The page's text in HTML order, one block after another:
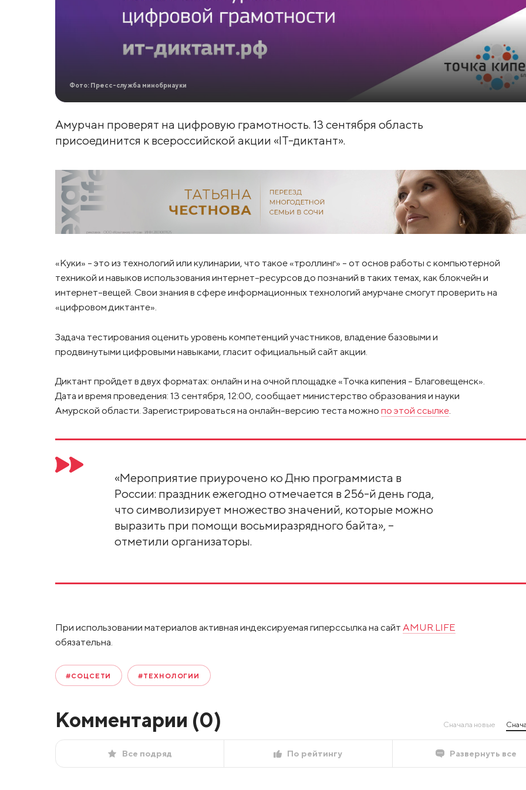
Фото: Пресс-служба минобрнауки
Амурчан проверят на цифровую грамотность. 13 сентября область
присоединится к всероссийской акции «IT-диктант».
«Куки» – это из технологий или кулинарии, что такое «троллинг» – от основ работы с компьютерной
техникой и навыков использования интернет-ресурсов до познаний в таких темах, как блокчейн и
интернет-вещей. Свои знания в сфере информационных технологий амурчане смогут проверить на
«цифровом диктанте».
Задача тестирования оценить уровень компетенций участников, владение базовыми и
продвинутыми цифровыми навыками, гласит официальный сайт акции.
Диктант пройдет в двух форматах: онлайн и на очной площадке «Точка кипения – Благовещенск».
Дата и время проведения: 13 сентября, 12:00, сообщает министерство образования и науки
Амурской области. Зарегистрироваться на онлайн-версию теста можно по этой ссылке.
«Мероприятие приурочено ко Дню программиста в
России: праздник ежегодно отмечается в 256-й день года,
что символизирует множество значений, которые можно
выразить при помощи восьмиразрядного байта», –
отметили организаторы.
При использовании материалов активная индексируемая гиперссылка на сайт AMUR.LIFE
обязательна.
#СОЦСЕТИ #ТЕХНОЛОГИИ
Комментарии (0) Сначала новые
Все подряд По рейтингу Развернуть все